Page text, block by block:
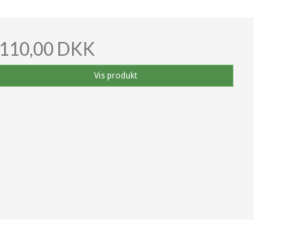
110,00 DKK
Vis produkt